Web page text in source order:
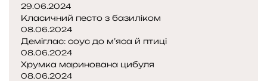
29.06.2024
Класичний песто з базиліком
08.06.2024
Деміглас: соус до м’яса й птиці
08.06.2024
Хрумка маринована цибуля
08.06.2024